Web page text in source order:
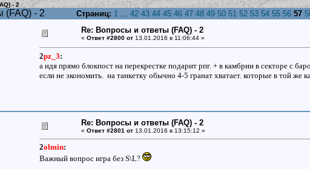
- 2
(FAQ) - 2 Страниц: 1 ... 42 43 44 45 46 47 48 49 50 51 52 53 54 55 56 57
Re: Вопросы и ответы (FAQ) - 2
« Ответ #2800 от 13.01.2016 в 11:06:44 »
2pz_3:
а идя прямо блокпост на перекрестке подарит рпг. + в камбрии в секторе с
если не экономить. на танкетку обычно 4-5 гранат хватает. которые в той же
Re: Вопросы и ответы (FAQ) - 2
« Ответ #2801 от 13.01.2016 в 13:15:12 »
2olmin:
Важный вопрос игра без S\L?